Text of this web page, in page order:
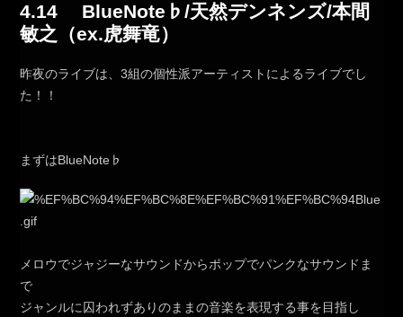
4.14 BlueNote♭/天然デンネンズ/本間
敏之（ex.虎舞竜）
昨夜のライブは、3組の個性派アーティストによるライブでし
た！！
まずはBlueNote♭
メロウでジャジーなサウンドからポップでパンクなサウンドま
で
ジャンルに囚われずありのままの音楽を表現する事を目指し